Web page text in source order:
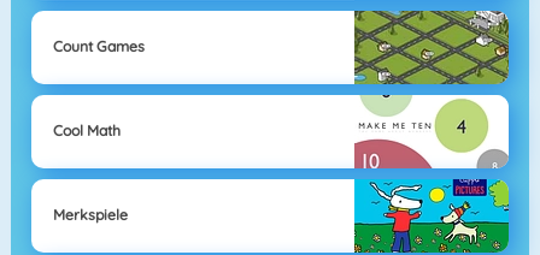
Count Games
Cool Math
Merkspiele